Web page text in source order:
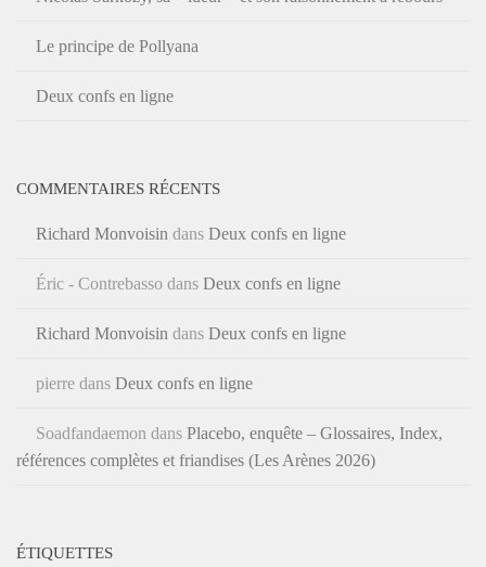
Le principe de Pollyana
Deux confs en ligne
COMMENTAIRES RÉCENTS
Richard Monvoisin dans Deux confs en ligne
Éric - Contrebasso dans Deux confs en ligne
Richard Monvoisin dans Deux confs en ligne
pierre dans Deux confs en ligne
Soadfandaemon dans Placebo, enquête – Glossaires, Index,
références complètes et friandises (Les Arènes 2026)
ÉTIQUETTES